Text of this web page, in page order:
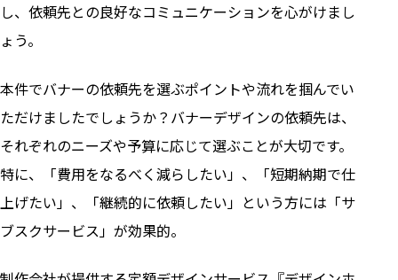
し、依頼先との良好なコミュニケーションを心がけまし
ょう。
本件でバナーの依頼先を選ぶポイントや流れを掴んでい
ただけましたでしょうか？バナーデザインの依頼先は、
それぞれのニーズや予算に応じて選ぶことが大切です。
特に、「費用をなるべく減らしたい」、「短期納期で仕
上げたい」、「継続的に依頼したい」という方には「サ
ブスクサービス」が効果的。